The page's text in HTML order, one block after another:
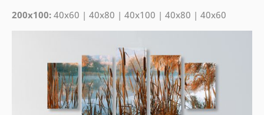
200x100:40x60 | 40x80 | 40x100 | 40x80 | 40x60